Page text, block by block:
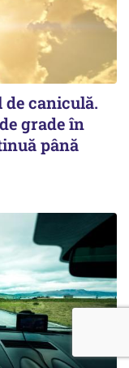
caniculă.
grade în
până